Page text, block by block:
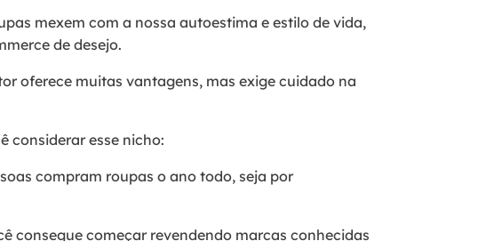
mexem com a nossa autoestima e estilo de vida,
de desejo.
oferece muitas vantagens, mas exige cuidado na
considerar esse nicho:
compram roupas o ano todo, seja por
consegue começar revendendo marcas conhecidas